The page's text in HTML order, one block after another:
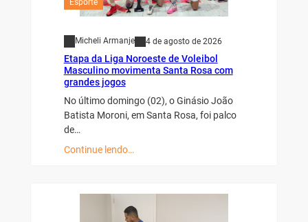
Esporte
Micheli Armanje 4 de agosto de 2026
Etapa da Liga Noroeste de Voleibol
Masculino movimenta Santa Rosa com
grandes jogos
No último domingo (02), o Ginásio João
Batista Moroni, em Santa Rosa, foi palco
de…
Continue lendo…